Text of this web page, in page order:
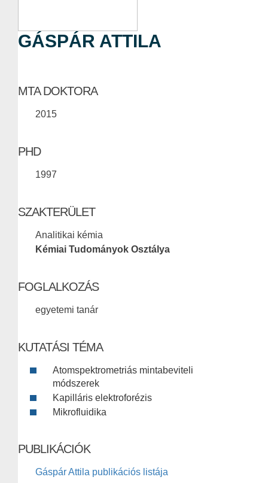
GÁSPÁR ATTILA
MTA DOKTORA
2015
PHD
1997
SZAKTERÜLET
Analitikai kémia
Kémiai Tudományok Osztálya
FOGLALKOZÁS
egyetemi tanár
KUTATÁSI TÉMA
Atomspektrometriás mintabeviteli
módszerek
Kapilláris elektroforézis
Mikrofluidika
PUBLIKÁCIÓK
Gáspár Attila publikációs listája